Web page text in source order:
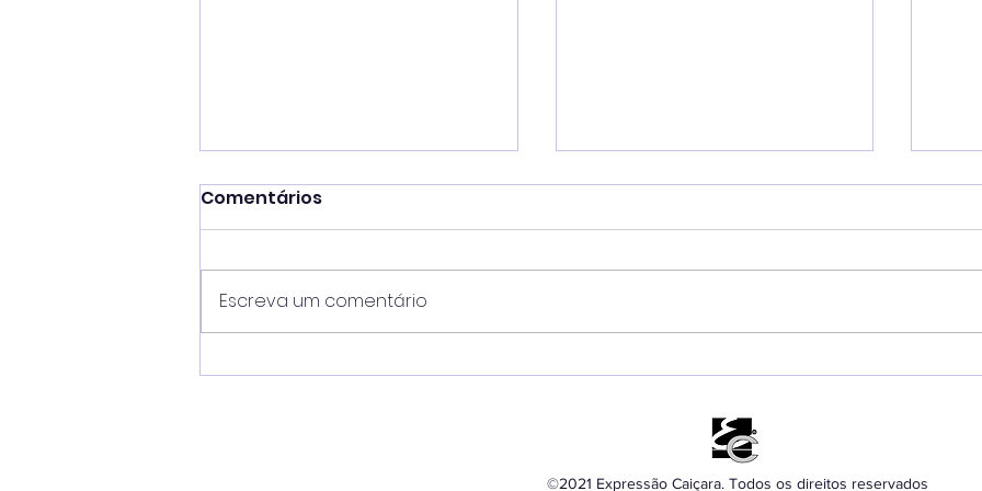
Flávia Pascoal reforça
Ubatuba registra 405
afogamentos em 2026
Comentários
Escreva um comentário
©2021 Expressão Caiçara. Todos os direitos reservados